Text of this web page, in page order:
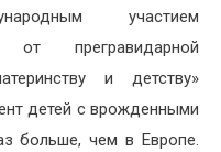
участием
от прегравидарной
и детству»
детей с врожденными
больше, чем в Европе.